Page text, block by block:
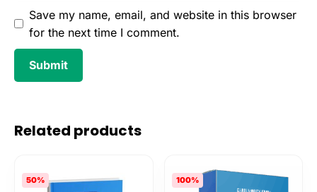
Save my name, email, and website in this browser
for the next time I comment.
Related products
50% 100%